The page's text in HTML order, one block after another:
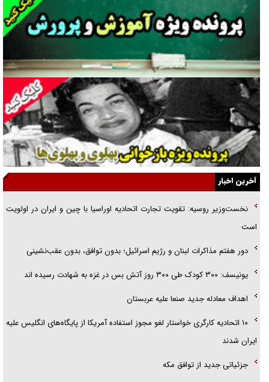
تغییر رویه دشمن در ترور از شیخ فضل‌الله تا مصباح یزدی
خرید قسطی اولش خنده و آخرش گریه است!
فوتبال و آن «بالا»!
راهبرد غافلگیری با نسل جدید پهپاد‌ها
جنجال پزشکان تقلبی در صنعت زیبایی
یهودی‌ها در ادبیات داستانی اروپا؛ از شکسپیر تا دیکنز
گفت‌وگو با خواهر یکی از شهدای جنگ رمضان/ خواهرم فرمانده جهادی و
اهل خدمت بی‌منت بود
جزئیات شکنجه‌هایم فراتر از آن است که در بیان بگنجد!
گزارش «جوان» از قوانین سخت‌گیرانه ۶ قاره در برابر یورش به پاسگاه‌های
آخرین اخبار
نخست‌وزیر روسیه:‌ تقویت تجارت اتحادیه اوراسیا با چین و ایران در اولویت
است
دور هفتم مذاکرات لبنان و رژیم اسرائیل؛ بدون توافق، بدون عقب‌نشینی
یونیسف: ۳۰۰ کودک طی ۳۰۰ روز آتش بس در غزه به شهادت رسیده اند
اهداف معادله جدید صنعا علیه عربستان
۱۰ اتحادیه کارگری خواستار لغو مجوز استفاده آمریکا از پایگاه‌های انگلیس علیه
ایران شدند
جزئیاتی جدید از توافق مکه